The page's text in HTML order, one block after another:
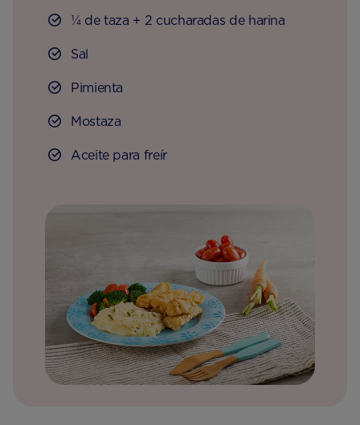
¼ de taza + 2 cucharadas de harina
Sal
Pimienta
Mostaza
Aceite para freír